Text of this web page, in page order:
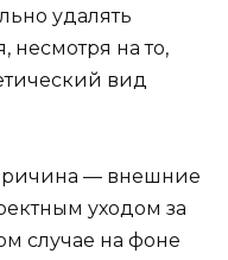
удалять
несмотря на то,
вид
— внешние
уходом за
случае на фоне